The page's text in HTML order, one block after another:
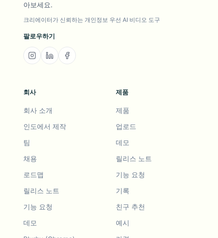
아보세요.
크리에이터가 신뢰하는 개인정보 우선 AI 비디오 도구
팔로우하기
회사
회사 소개
인도에서 제작
팀
채용
로드맵
릴리스 노트
기능 요청
데모
제품
제품
업로드
데모
릴리스 노트
기능 요청
기록
친구 추천
예시